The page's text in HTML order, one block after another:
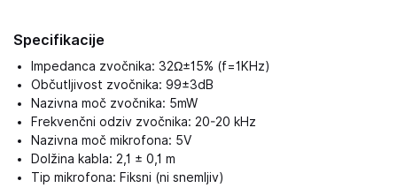
Specifikacije
Impedanca zvočnika: 32Ω±15% (f=1KHz)
Občutljivost zvočnika: 99±3dB
Nazivna moč zvočnika: 5mW
Frekvenčni odziv zvočnika: 20-20 kHz
Nazivna moč mikrofona: 5V
Dolžina kabla: 2,1 ± 0,1 m
Tip mikrofona: Fiksni (ni snemljiv)